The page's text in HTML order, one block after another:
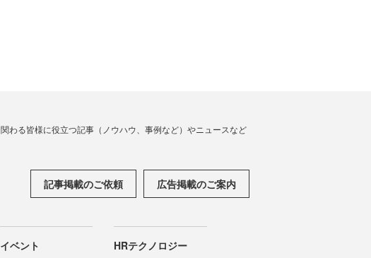
わる皆様に役立つ記事（ノウハウ、事例など）やニュースなど
記事掲載のご依頼 広告掲載のご案内
イベント HRテクノロジー